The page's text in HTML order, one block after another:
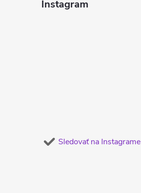
Instagram
Sledovať na Instagrame